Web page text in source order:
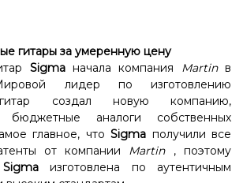
гитары за умеренную цену
Sigmaначала компания Martinв
лидер по изготовлению
гитар создал новую компанию,
бюджетные аналоги собственных
главное, что Sigma получили все
от компании Martin, поэтому
Sigmaизготовлена ​​по аутентичным